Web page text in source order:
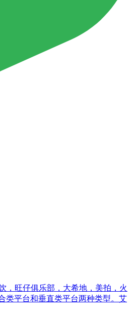
，旺仔俱乐部，大希地，美拍，火
类平台和垂直类平台两种类型。艾